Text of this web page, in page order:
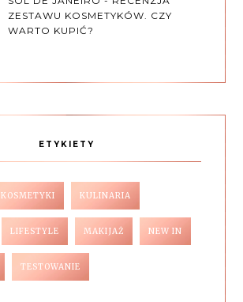
ZESTAWU KOSMETYKÓW. CZY
WARTO KUPIĆ?
ETYKIETY
KOSMETYKI KULINARIA
LIFESTYLE MAKIJAŻ NEW IN
TESTOWANIE